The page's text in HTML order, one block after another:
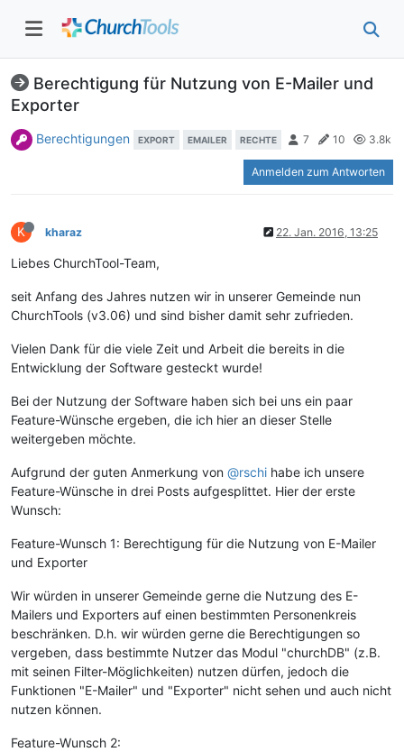
Berechtigung für Nutzung von E-Mailer und
Exporter
Berechtigungen EXPORT EMAILER RECHTE 7 10 3.8k
Anmelden zum Antworten
K kharaz 22. Jan. 2016, 13:25
Liebes ChurchTool-Team,
seit Anfang des Jahres nutzen wir in unserer Gemeinde nun
ChurchTools (v3.06) und sind bisher damit sehr zufrieden.
Vielen Dank für die viele Zeit und Arbeit die bereits in die
Entwicklung der Software gesteckt wurde!
Bei der Nutzung der Software haben sich bei uns ein paar
Feature-Wünsche ergeben, die ich hier an dieser Stelle
weitergeben möchte.
Aufgrund der guten Anmerkung von @rschi habe ich unsere
Feature-Wünsche in drei Posts aufgesplittet. Hier der erste
Wunsch:
Feature-Wunsch 1: Berechtigung für die Nutzung von E-Mailer
und Exporter
Wir würden in unserer Gemeinde gerne die Nutzung des E-
Mailers und Exporters auf einen bestimmten Personenkreis
beschränken. D.h. wir würden gerne die Berechtigungen so
vergeben, dass bestimmte Nutzer das Modul "churchDB" (z.B.
mit seinen Filter-Möglichkeiten) nutzen dürfen, jedoch die
Funktionen "E-Mailer" und "Exporter" nicht sehen und auch nicht
nutzen können.
Feature-Wunsch 2: